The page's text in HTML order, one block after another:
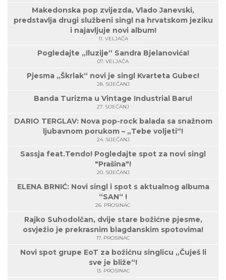
Makedonska pop zvijezda, Vlado Janevski,
predstavlja drugi službeni singl na hrvatskom jeziku
i najavljuje novi album!
11. VELJAČA
Pogledajte „Iluzije“ Sandra Bjelanovića!
07. VELJAČA
Pjesma „Škrlak“ novi je singl Kvarteta Gubec!
28. SIJEČANJ
Banda Turizma u Vintage Industrial Baru!
27. SIJEČANJ
DARIO TERGLAV: Nova pop-rock balada sa snažnom
ljubavnom porukom – „Tebe voljeti“!
24. SIJEČANJ
Sassja feat.Tendo! Pogledajte spot za novi singl
"Prašina"!
20. SIJEČANJ
ELENA BRNIĆ: Novi singl i spot s aktualnog albuma
“SAN“ !
26. PROSINAC
Rajko Suhodolčan, dvije stare božićne pjesme,
osvježio je prekrasnim blagdanskim spotovima!
17. PROSINAC
Novi spot grupe EoT za božićnu singlicu „Čuješ li
sve je bliže“!
13. PROSINAC